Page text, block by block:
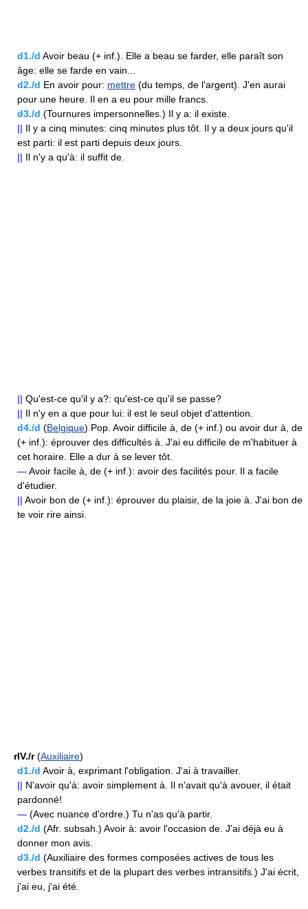
d1./d Avoir beau (+ inf.). Elle a beau se farder, elle paraît son
âge: elle se farde en vain...
d2./d En avoir pour: mettre (du temps, de l'argent). J'en aurai
pour une heure. Il en a eu pour mille francs.
d3./d (Tournures impersonnelles.) Il y a: il existe.
|| Il y a cinq minutes: cinq minutes plus tôt. Il y a deux jours qu'il
est parti: il est parti depuis deux jours.
|| Il n'y a qu'à: il suffit de.
|| Qu'est-ce qu'il y a?: qu'est-ce qu'il se passe?
|| Il n'y en a que pour lui: il est le seul objet d'attention.
d4./d (Belgique) Pop. Avoir difficile à, de (+ inf.) ou avoir dur à, de
(+ inf.): éprouver des difficultés à. J'ai eu difficile de m'habituer à
cet horaire. Elle a dur à se lever tôt.
—Avoir facile à, de (+ inf.): avoir des facilités pour. Il a facile
d'étudier.
|| Avoir bon de (+ inf.): éprouver du plaisir, de la joie à. J'ai bon de
te voir rire ainsi.
rIV./r(Auxiliaire)
d1./d Avoir à, exprimant l'obligation. J'ai à travailler.
|| N'avoir qu'à: avoir simplement à. Il n'avait qu'à avouer, il était
pardonné!
— (Avec nuance d'ordre.) Tu n'as qu'à partir.
d2./d (Afr. subsah.) Avoir à: avoir l'occasion de. J'ai déjà eu à
donner mon avis.
d3./d (Auxiliaire des formes composées actives de tous les
verbes transitifs et de la plupart des verbes intransitifs.) J'ai écrit,
j'ai eu, j'ai été.